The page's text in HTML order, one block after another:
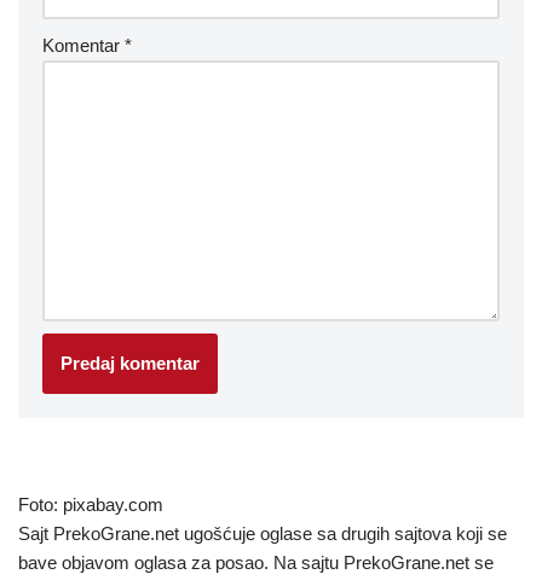
Komentar *
Foto: pixabay.com
Sajt PrekoGrane.net ugošćuje oglase sa drugih sajtova koji se
bave objavom oglasa za posao. Na sajtu PrekoGrane.net se